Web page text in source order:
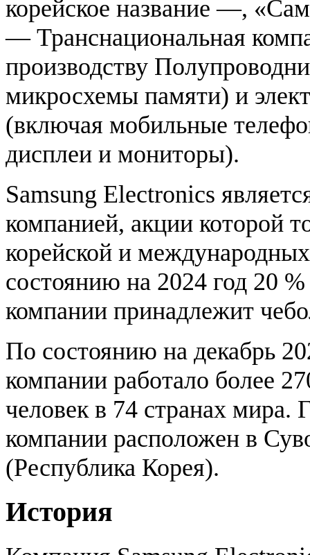
корейское название —,
— Транснациональная
производству
микросхемы памяти) и
(включая мобильные
дисплеи и мониторы).
Samsung Electronics
компанией, акции которой
корейской и
состоянию на 2024 год 20
компании принадлежит
По состоянию на декабрь
компании работало более
человек в 74 странах мира.
компании расположен в
(Республика Корея).
История